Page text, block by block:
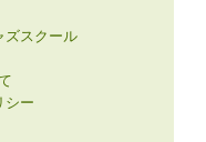
ズスクール
シー